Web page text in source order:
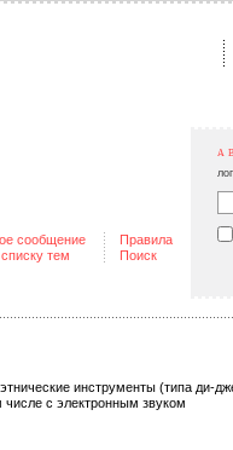
сообщение
тем
Правила
Поиск
инструменты (типа ди-
числе с электронным звуком